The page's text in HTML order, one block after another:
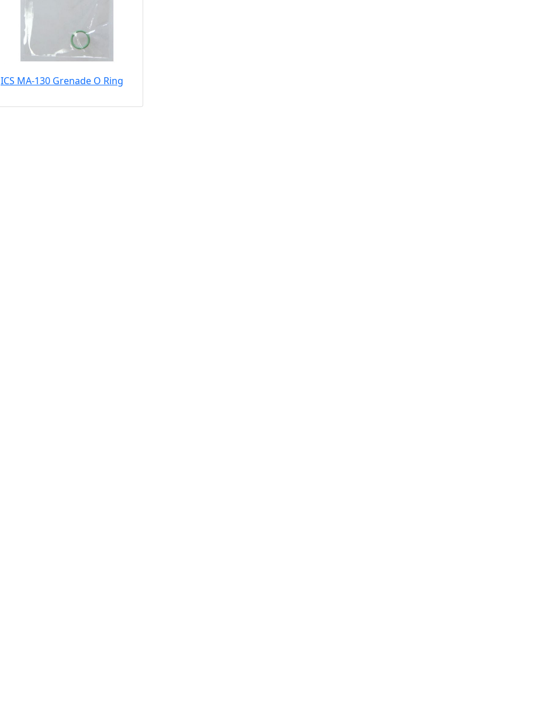
ICS MA-130 Grenade O Ring